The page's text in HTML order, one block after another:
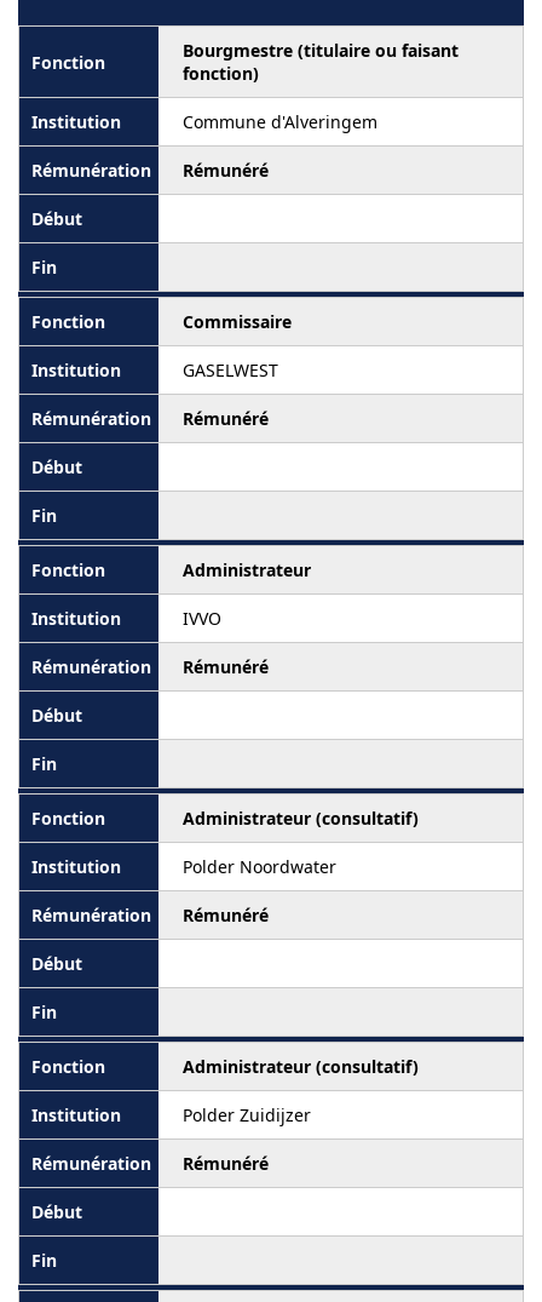
Bourgmestre (titulaire ou faisant
fonction)
Commune d'Alveringem
Rémunéré
Commissaire
GASELWEST
Rémunéré
Administrateur
IVVO
Rémunéré
Administrateur (consultatif)
Polder Noordwater
Rémunéré
Administrateur (consultatif)
Polder Zuidijzer
Rémunéré